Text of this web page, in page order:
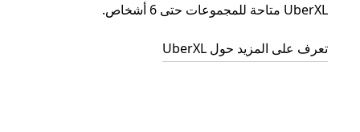
UberXL متاحة للمجموعات حتى 6 أشخاص.
تعرف على المزيد حول UberXL